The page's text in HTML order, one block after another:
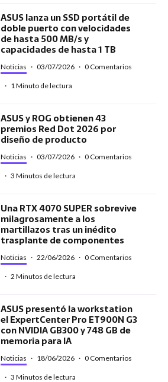
ASUS lanza un SSD portátil de
doble puerto con velocidades
de hasta 500 MB/s y
capacidades de hasta 1 TB
Noticias · 03/07/2026 · 0 Comentarios
· 1 Minuto de lectura
ASUS y ROG obtienen 43
premios Red Dot 2026 por
diseño de producto
Noticias · 03/07/2026 · 0 Comentarios
· 3 Minutos de lectura
Una RTX 4070 SUPER sobrevive
milagrosamente a los
martillazos tras un inédito
trasplante de componentes
Noticias · 22/06/2026 · 0 Comentarios
· 2 Minutos de lectura
ASUS presentó la workstation
el ExpertCenter Pro ET900N G3
con NVIDIA GB300 y 748 GB de
memoria para IA
Noticias · 18/06/2026 · 0 Comentarios
· 3 Minutos de lectura